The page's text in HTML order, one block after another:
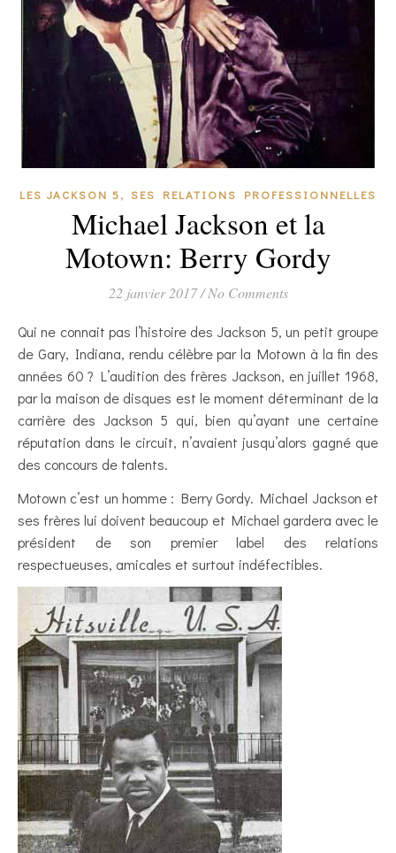
LES JACKSON 5, SES RELATIONS PROFESSIONNELLES
Michael Jackson et la
Motown: Berry Gordy
22 janvier 2017 / No Comments
Qui ne connait pas l’histoire des Jackson 5, un petit groupe
de Gary, Indiana, rendu célèbre par la Motown à la fin des
années 60 ? L’audition des frères Jackson, en juillet 1968,
par la maison de disques est le moment déterminant de la
carrière des Jackson 5 qui, bien qu’ayant une certaine
réputation dans le circuit, n’avaient jusqu’alors gagné que
des concours de talents.
Motown c’est un homme : Berry Gordy. Michael Jackson et
ses frères lui doivent beaucoup et Michael gardera avec le
président de son premier label des relations
respectueuses, amicales et surtout indéfectibles.